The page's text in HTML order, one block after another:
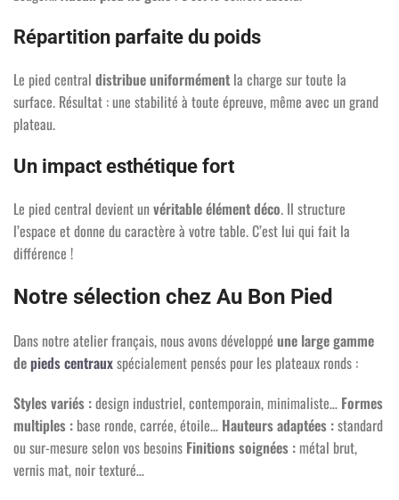
Répartition parfaite du poids
Le pied central distribue uniformément la charge sur toute la
surface. Résultat : une stabilité à toute épreuve, même avec un grand
plateau.
Un impact esthétique fort
Le pied central devient unvéritable élément déco. Il structure
l’espace et donne du caractère à votre table. C’est lui qui fait la
différence !
Notre sélection chez Au Bon Pied
Dans notre atelier français, nous avons développé une large gamme
depieds centrauxspécialement pensés pour les plateaux ronds :
Styles variés :design industriel, contemporain, minimaliste… Formes
multiples : base ronde, carrée, étoile… Hauteurs adaptées :standard
ou sur-mesure selon vos besoins Finitions soignées : métal brut,
vernis mat, noir texturé…